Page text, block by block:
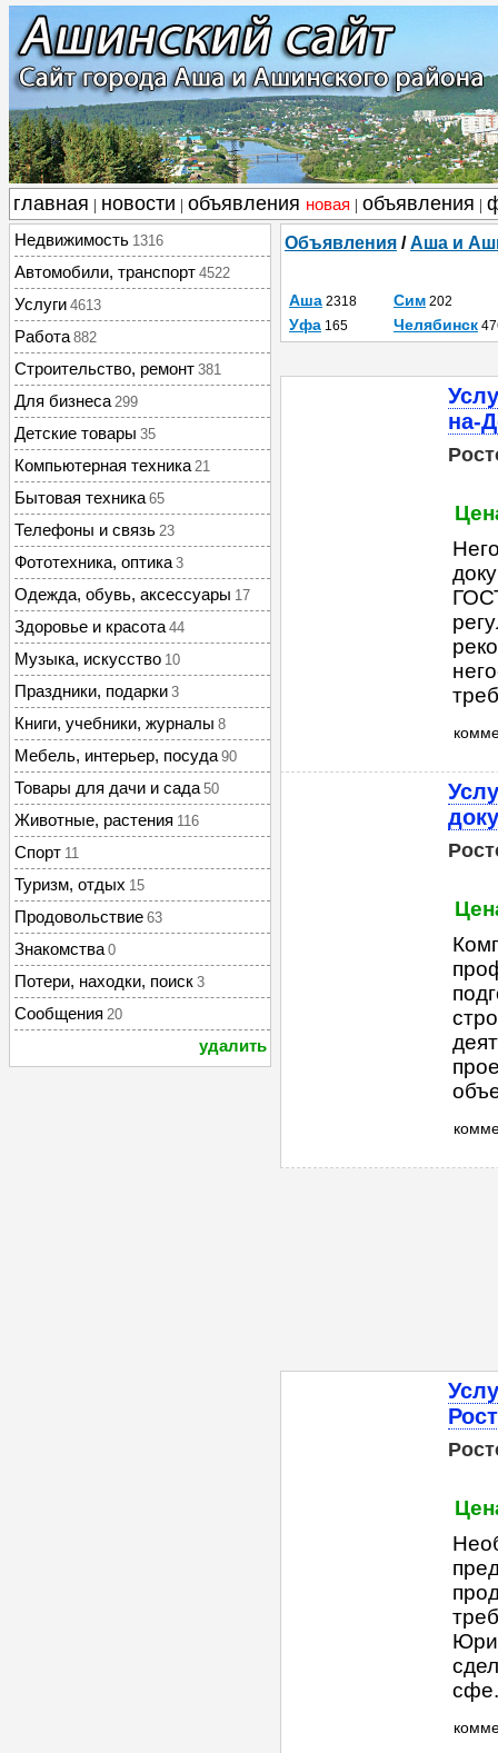
главная новости объявления новая объявления
Недвижимость 1316
Автомобили, транспорт 4522
Услуги 4613
Работа 882
Строительство, ремонт 381
Для бизнеса 299
Детские товары 35
Компьютерная техника 21
Бытовая техника 65
Телефоны и связь 23
Фототехника, оптика 3
Одежда, обувь, аксессуары 17
Здоровье и красота 44
Музыка, искусство 10
Праздники, подарки 3
Книги, учебники, журналы 8
Мебель, интерьер, посуда 90
Товары для дачи и сада 50
Животные, растения 116
Спорт 11
Туризм, отдых 15
Продовольствие 63
Знакомства 0
Потери, находки, поиск 3
Сообщения 20
удалить
Объявления /Аша и
Аша 2318 Сим 202
Уфа 165 Челябинск
на-